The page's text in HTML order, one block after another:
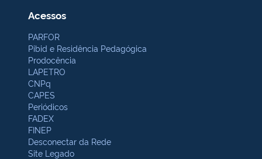
Acessos
PARFOR
Pibid e Residência Pedagógica
Prodocência
LAPETRO
CNPq
CAPES
Periódicos
FADEX
FINEP
Desconectar da Rede
Site Legado